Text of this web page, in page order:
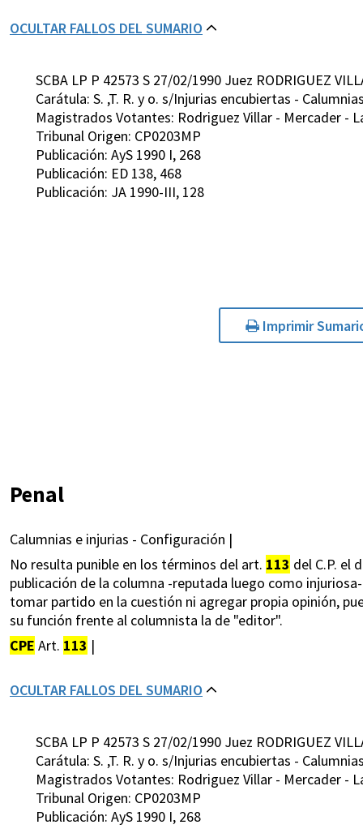
OCULTAR FALLOS DEL SUMARIO
SCBA LP P 42573 S 27/02/1990 Juez RODRIGUEZ
Carátula: S. ,T. R. y o. s/Injurias encubiertas -
Magistrados Votantes: Rodriguez Villar - Mercader -
Tribunal Origen: CP0203MP
Publicación: AyS 1990 I, 268
Publicación: ED 138, 468
Publicación: JA 1990-III, 128
Imprimir
Penal
Calumnias e injurias - Configuración |
No resulta punible en los términos del art. 113 del C.P. el
publicación de la columna -reputada luego como
tomar partido en la cuestión ni agregar propia opinión,
su función frente al columnista la de "editor".
CPE Art. 113 |
OCULTAR FALLOS DEL SUMARIO
SCBA LP P 42573 S 27/02/1990 Juez RODRIGUEZ
Carátula: S. ,T. R. y o. s/Injurias encubiertas -
Magistrados Votantes: Rodriguez Villar - Mercader -
Tribunal Origen: CP0203MP
Publicación: AyS 1990 I, 268